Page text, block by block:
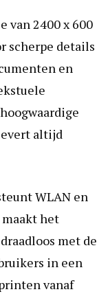
2400 x 600
scherpe details
en
levert altijd
WLAN en
het
met de
in een
vanaf